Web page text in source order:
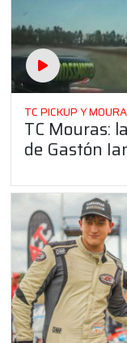
TC PICKUP Y
TC Mouras:
de Gastón